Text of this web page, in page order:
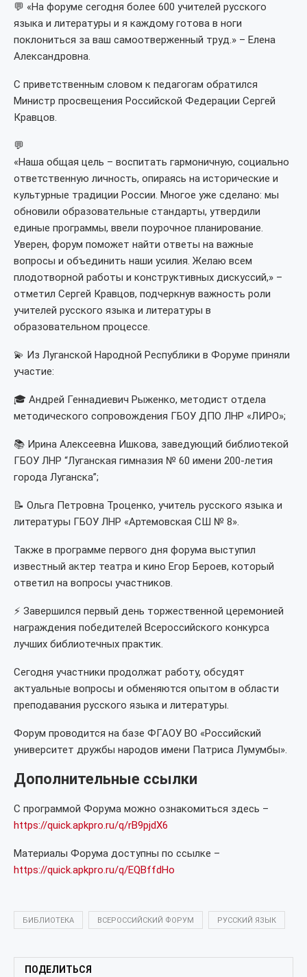
💬 «На форуме сегодня более 600 учителей русского
языка и литературы и я каждому готова в ноги
поклониться за ваш самоотверженный труд.» – Елена
Александровна.
С приветственным словом к педагогам обратился
Министр просвещения Российской Федерации Сергей
Кравцов.
💬
«Наша общая цель – воспитать гармоничную, социально
ответственную личность, опираясь на исторические и
культурные традиции России. Многое уже сделано: мы
обновили образовательные стандарты, утвердили
единые программы, ввели поурочное планирование.
Уверен, форум поможет найти ответы на важные
вопросы и объединить наши усилия. Желаю всем
плодотворной работы и конструктивных дискуссий,» –
отметил Сергей Кравцов, подчеркнув важность роли
учителей русского языка и литературы в
образовательном процессе.
💫 Из Луганской Народной Республики в Форуме приняли
участие:
🎓 Андрей Геннадиевич Рыженко, методист отдела
методического сопровождения ГБОУ ДПО ЛНР «ЛИРО»;
📚 Ирина Алексеевна Ишкова, заведующий библиотекой
ГБОУ ЛНР “Луганская гимназия № 60 имени 200-летия
города Луганска”;
📝 Ольга Петровна Троценко, учитель русского языка и
литературы ГБОУ ЛНР «Артемовская СШ № 8».
Также в программе первого дня форума выступил
известный актер театра и кино Егор Бероев, который
ответил на вопросы участников.
⚡️ Завершился первый день торжественной церемонией
награждения победителей Всероссийского конкурса
лучших библиотечных практик.
Сегодня участники продолжат работу, обсудят
актуальные вопросы и обменяются опытом в области
преподавания русского языка и литературы.
Форум проводится на базе ФГАОУ ВО «Российский
университет дружбы народов имени Патриса Лумумбы».
Дополнительные ссылки
С программой Форума можно ознакомиться здесь –
https://quick.apkpro.ru/q/rB9pjdX6
Материалы Форума доступны по ссылке –
https://quick.apkpro.ru/q/EQBffdHo
БИБЛИОТЕКА ВСЕРОССИЙСКИЙ ФОРУМ РУССКИЙ ЯЗЫК
ПОДЕЛИТЬСЯ